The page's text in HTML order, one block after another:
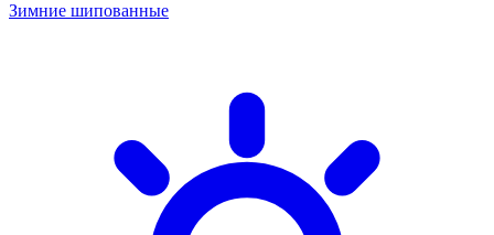
Зимние шипованные